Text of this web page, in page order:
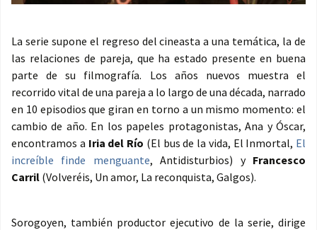
La serie supone el regreso del cineasta a una temática, la de
las relaciones de pareja, que ha estado presente en buena
parte de su filmografía. Los años nuevos muestra el
recorrido vital de una pareja a lo largo de una década, narrado
en 10 episodios que giran en torno a un mismo momento: el
cambio de año. En los papeles protagonistas, Ana y Óscar,
encontramos a Iria del Río (El bus de la vida, El Inmortal, El
increíble finde menguante, Antidisturbios) y Francesco
Carril (Volveréis, Un amor, La reconquista, Galgos).
Sorogoyen, también productor ejecutivo de la serie, dirige